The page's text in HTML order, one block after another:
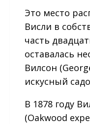
Это место
Висли в
часть
оставалась
Вилсон
искусный
В 1878 году
(Oakwood